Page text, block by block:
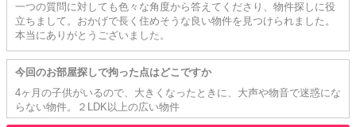
一つの質問に対しても色々な角度から答えてくださり、物件探しに役
立ちまして。おかげで長く住めそうな良い物件を見つけられました。
本当にありがとうございました。
今回のお部屋探しで拘った点はどこですか
4ヶ月の子供がいるので、大きくなったときに、大声や物音で迷惑にな
らない物件。２LDK以上の広い物件